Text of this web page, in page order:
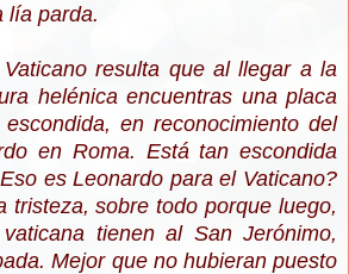
lía parda.
resulta que al llegar a la
helénica encuentras una placa
en reconocimiento del
en Roma. Está tan escondida
es Leonardo para el Vaticano?
tristeza, sobre todo porque luego,
tienen al San Jerónimo,
Mejor que no hubieran puesto